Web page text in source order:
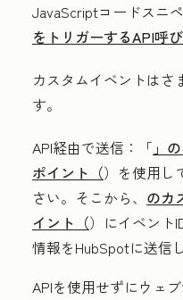
JavaScriptコードスニ
をトリガーするAPI呼
カスタムイベントはさ
す。
API経由で送信：
「 」
ポイント（）を使用し
さい。そこから、 のカ
イント（）にイベント
情報をHubSpotに送信
APIを使用せずにウェ